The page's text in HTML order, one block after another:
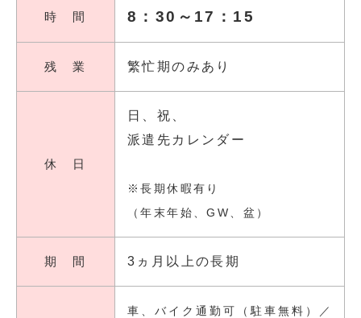
時 間 8：30～17：15
残 業 繁忙期のみあり
休 日
日、祝、
派遣先カレンダー
※長期休暇有り
（年末年始、GW、盆）
期 間 3ヵ月以上の長期
車、バイク通勤可（駐車無料）／